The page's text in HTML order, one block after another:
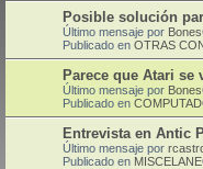
Posible solución
Último mensaje por
Publicado en OTRAS
Parece que Atari se
Último mensaje por
Publicado en
Entrevista en Antic
Último mensaje por
Publicado en